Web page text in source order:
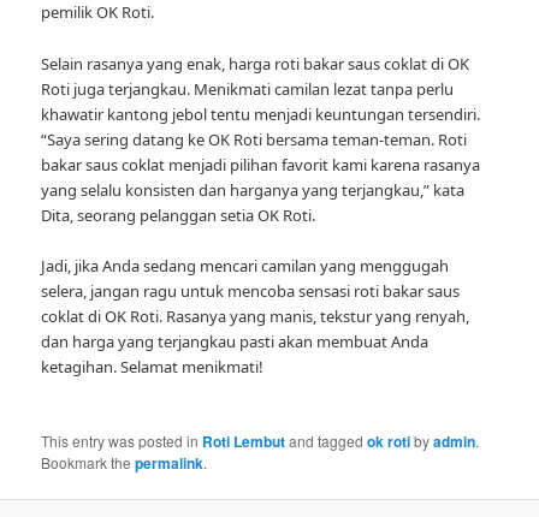
pemilik OK Roti.
Selain rasanya yang enak, harga roti bakar saus coklat di OK
Roti juga terjangkau. Menikmati camilan lezat tanpa perlu
khawatir kantong jebol tentu menjadi keuntungan tersendiri.
“Saya sering datang ke OK Roti bersama teman-teman. Roti
bakar saus coklat menjadi pilihan favorit kami karena rasanya
yang selalu konsisten dan harganya yang terjangkau,” kata
Dita, seorang pelanggan setia OK Roti.
Jadi, jika Anda sedang mencari camilan yang menggugah
selera, jangan ragu untuk mencoba sensasi roti bakar saus
coklat di OK Roti. Rasanya yang manis, tekstur yang renyah,
dan harga yang terjangkau pasti akan membuat Anda
ketagihan. Selamat menikmati!
This entry was posted in Roti Lembutand taggedok rotibyadmin.
Bookmark thepermalink.